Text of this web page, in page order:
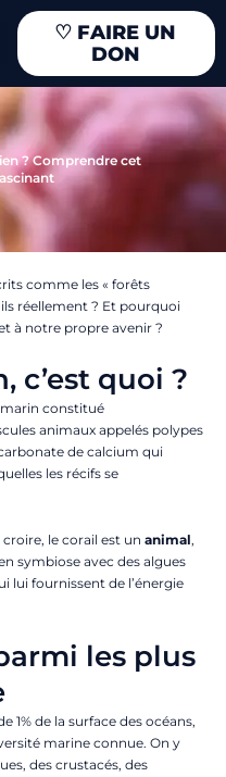
♡ FAIRE UN
DON
? Comprendre cet
comme les « forêts
réellement ? Et pourquoi
à notre propre avenir ?
c’est quoi ?
constitué
animaux appelés polypes
de calcium qui
les récifs se
le corail est un animal,
symbiose avec des algues
lui fournissent de l’énergie
les plus
1% de la surface des océans,
marine connue. On y
des crustacés, des